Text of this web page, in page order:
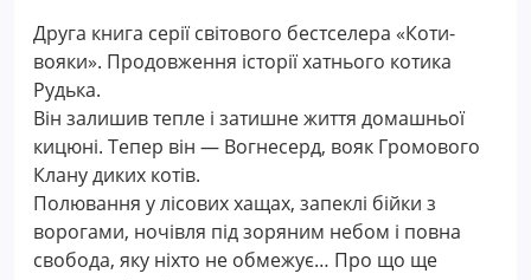
Друга книга серії світового бестселера «Коти-
вояки». Продовження історії хатнього котика
Рудька.
Він залишив тепле і затишне життя домашньої
кицюні. Тепер він — Вогнесерд, вояк Громового
Клану диких котів.
Полювання у лісових хащах, запеклі бійки з
ворогами, ночівля під зоряним небом і повна
свобода, яку ніхто не обмежує… Про що ще